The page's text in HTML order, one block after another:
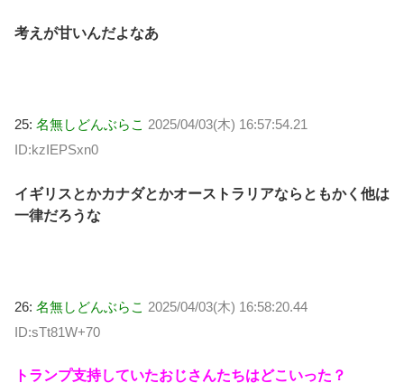
考えが甘いんだよなあ
25: 名無しどんぶらこ 2025/04/03(木) 16:57:54.21
ID:kzIEPSxn0
イギリスとかカナダとかオーストラリアならともかく他は
一律だろうな
26: 名無しどんぶらこ 2025/04/03(木) 16:58:20.44
ID:sTt81W+70
トランプ支持していたおじさんたちはどこいった？